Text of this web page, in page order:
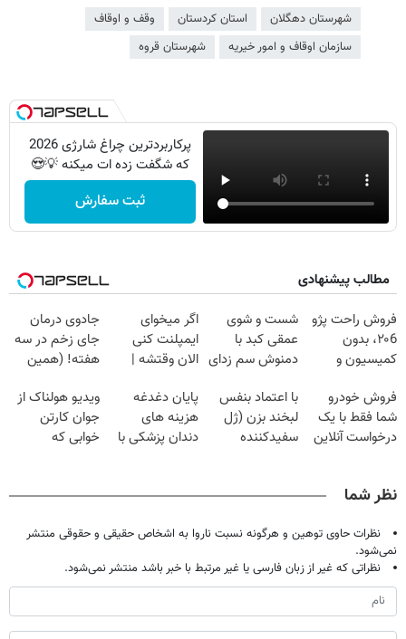
شهرستان دهگلان استان کردستان
وقف و اوقاف
سازمان اوقاف و امور خیریه
شهرستان قروه
پرکاربردترین چراغ شارژی 2026
که شگفت زده ات میکنه 💡😍
ثبت سفارش
مطالب پیشنهادی
فروش راحت پژو
۲۰6، بدون
کمیسیون و
شست و شوی
عمقی کبد با
دمنوش سم زدای
اگر میخوای
ایمپلنت کنی
الان وقتشه |
میلیون تومان!!!
جادوی درمان
جای زخم در سه
هفته! (همین
صحبت کنید)
فروش خودرو
شما فقط با یک
درخواست آنلاین
با اعتماد بنفس
لبخند بزن (ژل
سفیدکننده
پایان دغدغه
هزینه های
دندان پزشکی با
ویدیو هولناک از
جوان کارتن
خوابی که
نظر شما
نظرات حاوی توهین و هرگونه نسبت ناروا به اشخاص حقیقی و حقوقی منتشر
نمی‌شود.
نظراتی که غیر از زبان فارسی یا غیر مرتبط با خبر باشد منتشر نمی‌شود.